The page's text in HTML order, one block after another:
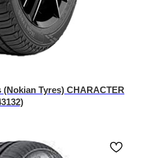
(Nokian Tyres) CHARACTER